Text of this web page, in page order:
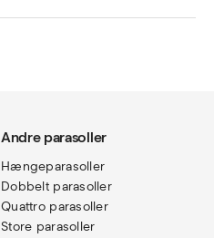
Andre parasoller
Hængeparasoller
Dobbelt parasoller
Quattro parasoller
Store parasoller